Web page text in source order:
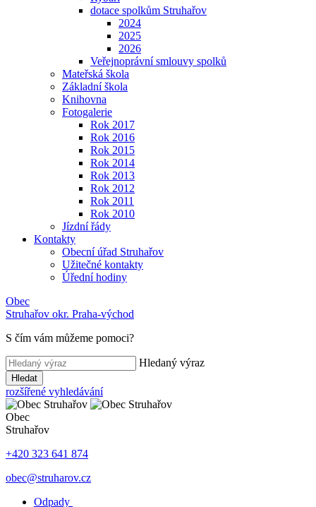
dotace spolkům Struhařov
2024
2025
2026
Veřejnoprávní smlouvy spolků
Mateřská škola
Základní škola
Knihovna
Fotogalerie
Rok 2017
Rok 2016
Rok 2015
Rok 2014
Rok 2013
Rok 2012
Rok 2011
Rok 2010
Jízdní řády
Kontakty
Obecní úřad Struhařov
Užitečné kontakty
Úřední hodiny
Obec
Struhařov okr. Praha-východ
S čím vám můžeme pomoci?
Hledaný výraz
Hledat
rozšířené vyhledávání
Obec
Struhařov
+420 323 641 874
obec@struharov.cz
Odpady